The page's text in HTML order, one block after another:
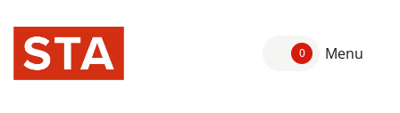
0 Menu